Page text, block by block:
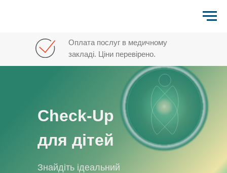
Оплата послуг в медичному
закладі. Ціни перевірено.
Check-Up
для дітей
Знайдіть ідеальний